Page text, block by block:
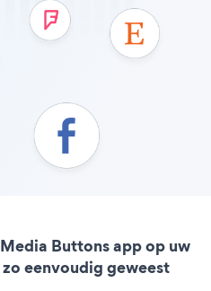
Buttons app op uw
eenvoudig geweest